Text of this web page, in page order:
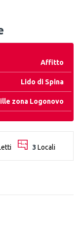
Affitto
Lido di Spina
zona Logonovo
3 Locali